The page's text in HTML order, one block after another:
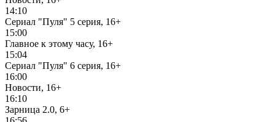
14:10
Сериал "Пуля" 5 серия, 16+
15:00
Главное к этому часу, 16+
15:04
Сериал "Пуля" 6 серия, 16+
16:00
Новости, 16+
16:10
Зарница 2.0, 6+